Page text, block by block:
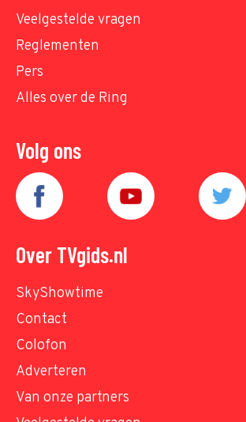
Veelgestelde vragen
Reglementen
Pers
Alles over de Ring
Volg ons
Over TVgids.nl
SkyShowtime
Contact
Colofon
Adverteren
Van onze partners